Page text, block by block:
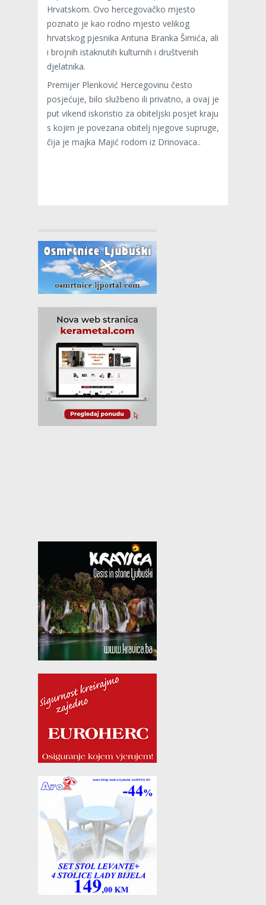
Hrvatskom. Ovo hercegovačko mjesto
poznato je kao rodno mjesto velikog
hrvatskog pjesnika Antuna Branka Šimića, ali
i brojnih istaknutih kulturnih i društvenih
djelatnika.
Premijer Plenković Hercegovinu često
posjećuje, bilo službeno ili privatno, a ovaj je
put vikend iskoristio za obiteljski posjet kraju
s kojim je povezana obitelj njegove supruge,
čija je majka Majić rodom iz Drinovaca..